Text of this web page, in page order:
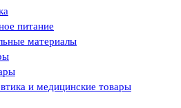
питание
материалы
и медицинские товары